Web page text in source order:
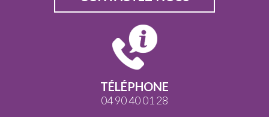
TÉLÉPHONE
04 90 40 01 28